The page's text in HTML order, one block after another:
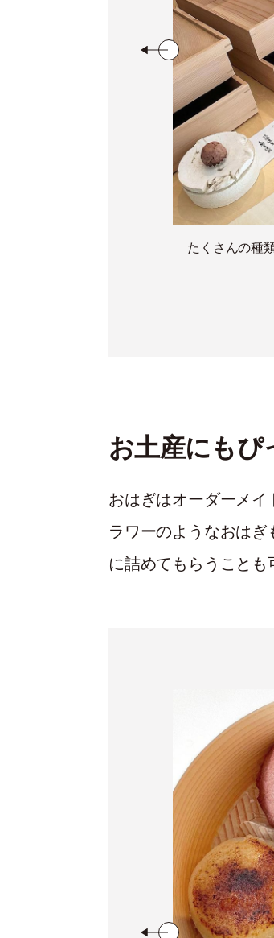
たくさんの種
お土産にもぴ
おはぎはオーダーメ
ラワーのようなおは
に詰めてもらうことも